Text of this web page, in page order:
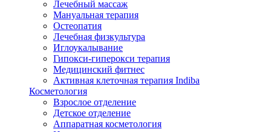
Лечебный массаж
Мануальная терапия
Остеопатия
Лечебная физкультура
Иглоукалывание
Гипокси-гиперокси терапия
Медицинский фитнес
Активная клеточная терапия Indiba
Косметология
Взрослое отделение
Детское отделение
Аппаратная косметология